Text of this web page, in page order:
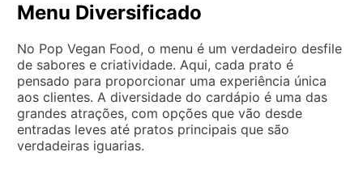
Menu Diversificado
No Pop Vegan Food, o menu é um verdadeiro desfile
de sabores e criatividade. Aqui, cada prato é
pensado para proporcionar uma experiência única
aos clientes. A diversidade do cardápio é uma das
grandes atrações, com opções que vão desde
entradas leves até pratos principais que são
verdadeiras iguarias.